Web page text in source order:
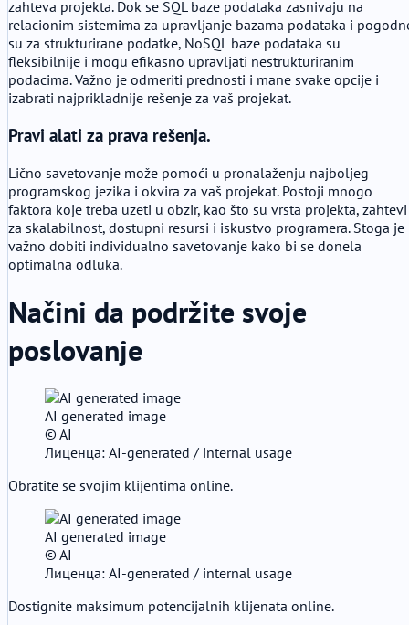
zahteva projekta. Dok se SQL baze podataka zasnivaju na
relacionim sistemima za upravljanje bazama podataka i
su za strukturirane podatke, NoSQL baze podataka su
fleksibilnije i mogu efikasno upravljati nestrukturiranim
podacima. Važno je odmeriti prednosti i mane svake opcije i
izabrati najprikladnije rešenje za vaš projekat.
Pravi alati za prava rešenja.
Lično savetovanje može pomoći u pronalaženju najboljeg
programskog jezika i okvira za vaš projekat. Postoji mnogo
faktora koje treba uzeti u obzir, kao što su vrsta projekta, zahtevi
za skalabilnost, dostupni resursi i iskustvo programera. Stoga je
važno dobiti individualno savetovanje kako bi se donela
optimalna odluka.
Načini da podržite svoje
poslovanje
AI generated image
© AI
Лиценца: AI-generated / internal usage
Obratite se svojim klijentima online.
AI generated image
© AI
Лиценца: AI-generated / internal usage
Dostignite maksimum potencijalnih klijenata online.